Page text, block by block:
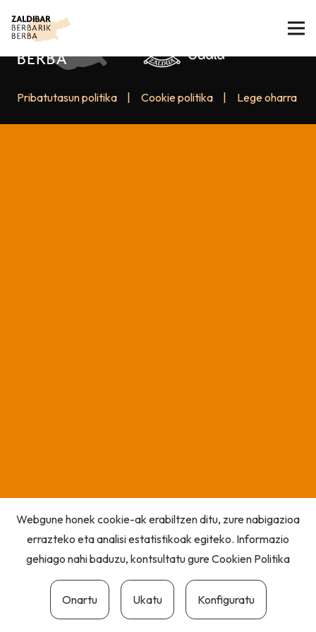
Pribatutasun politika Cookie politika Lege oharra
Webgune honek cookie-ak erabiltzen ditu, zure nabigazioa
errazteko eta analisi estatistikoak egiteko. Informazio
gehiago nahi baduzu, kontsultatu gureCookien Politika
Onartu Ukatu Konfiguratu